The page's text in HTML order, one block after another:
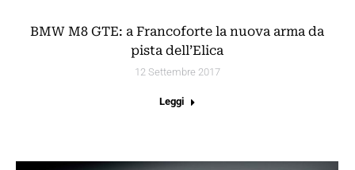
BMW M8 GTE: a Francoforte la nuova arma da
pista dell’Elica
12 Settembre 2017
Leggi